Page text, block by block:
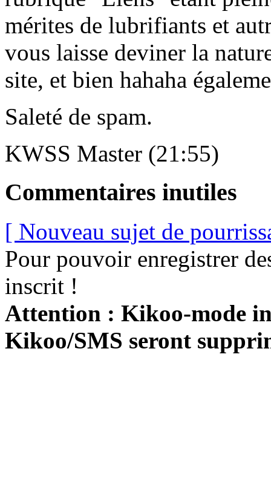
mérites de lubrifiants et
vous laisse deviner la
site, et bien hahaha
Saleté de spam.
KWSS Master (21:55)
Commentaires inutiles
[ Nouveau sujet de
Pour pouvoir enregistrer
inscrit !
Attention : Kikoo-mode
Kikoo/SMS seront